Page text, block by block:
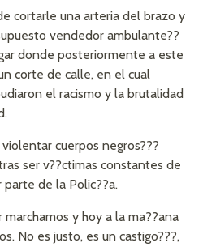
cortarle una arteria del brazo y
vendedor ambulante??
donde posteriormente a este
corte de calle, en el cual
el racismo y la brutalidad
cuerpos negros???
ser v??ctimas constantes de
de la Polic??a.
y hoy a la ma??ana
No es justo, es un castigo???,